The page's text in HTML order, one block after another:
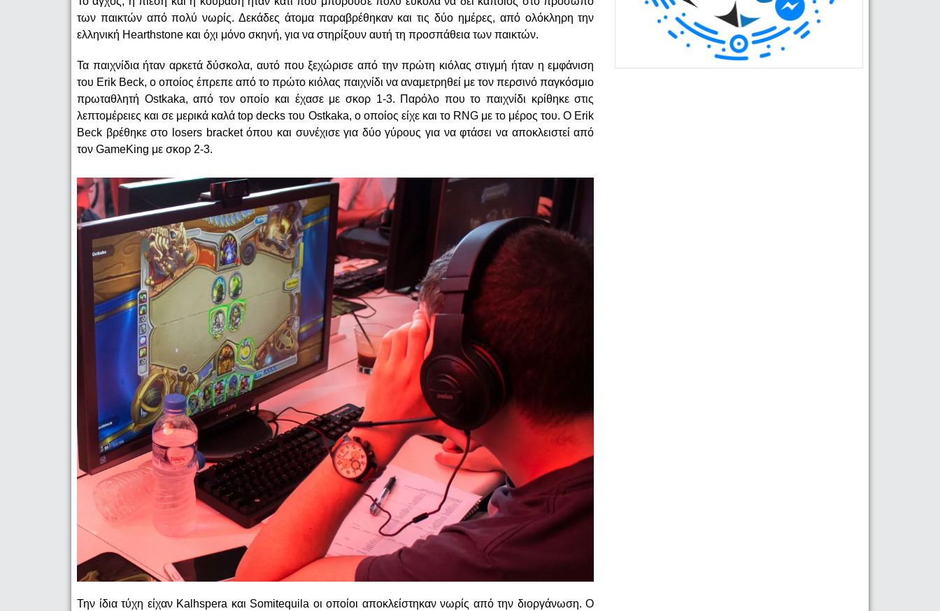
των παικτών από πολύ νωρίς. Δεκάδες άτομα παραβρέθηκαν και τις δύο ημέρες, από ολόκληρη την
ελληνική Hearthstone και όχι μόνο σκηνή, για να στηρίξουν αυτή τη προσπάθεια των παικτών.
Τα παιχνίδια ήταν αρκετά δύσκολα, αυτό που ξεχώρισε από την πρώτη κιόλας στιγμή ήταν η εμφάνιση
του Erik Beck, ο οποίος έπρεπε από το πρώτο κιόλας παιχνίδι να αναμετρηθεί με τον περσινό παγκόσμιο
πρωταθλητή Ostkaka, από τον οποίο και έχασε με σκορ 1-3. Παρόλο που το παιχνίδι κρίθηκε στις
λεπτομέρειες και σε μερικά καλά top decks του Ostkaka, ο οποίος είχε και το RNG με το μέρος του. Ο Erik
Beck βρέθηκε στο losers bracket όπου και συνέχισε για δύο γύρους για να φτάσει να αποκλειστεί από
τον GameKing με σκορ 2-3.
Την ίδια τύχη είχαν Kalhspera και Somitequila οι οποίοι αποκλείστηκαν νωρίς από την διοργάνωση. Ο